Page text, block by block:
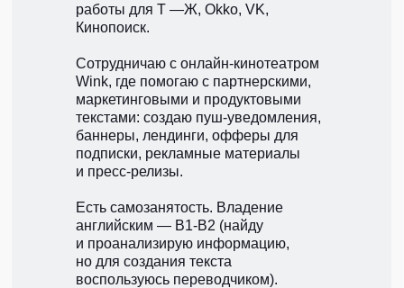
работы для Т —Ж, Okko, VK,
Кинопоиск.
Сотрудничаю с онлайн-кинотеатром
Wink, где помогаю с партнерскими,
маркетинговыми и продуктовыми
текстами: создаю пуш-уведомления,
баннеры, лендинги, офферы для
подписки, рекламные материалы
и пресс-релизы.
Есть самозанятость. Владение
английским — B1-B2 (найду
и проанализирую информацию,
но для создания текста
воспользуюсь переводчиком).